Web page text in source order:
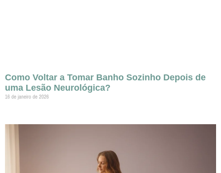
Como Voltar a Tomar Banho Sozinho Depois de
uma Lesão Neurológica?
16 de janeiro de 2026